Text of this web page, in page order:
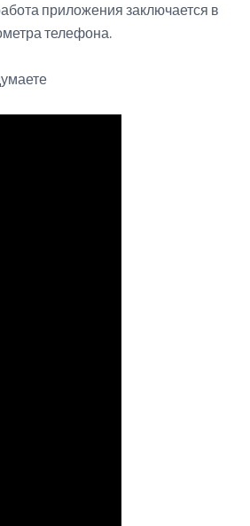
приложения заключается в
телефона.